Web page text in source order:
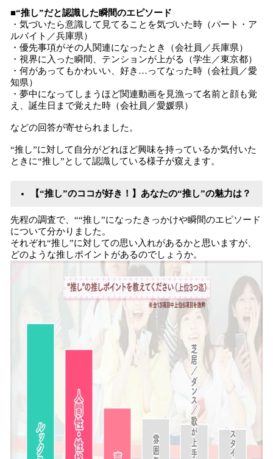
■“推し”だと認識した瞬間のエピソード
・気づいたら意識して見てることを気づいた時（パート・ア
ルバイト／兵庫県）
・優先事項がその人関連になったとき（会社員／兵庫県）
・視界に入った瞬間、テンションが上がる（学生／東京都）
・何があってもかわいい、好き…ってなった時（会社員／愛
知県）
・夢中になってしまうほど関連動画を見漁って名前と顔も覚
え、誕生日まで覚えた時（会社員／愛媛県）
などの回答が寄せられました。
“推し”に対して自分がどれほど興味を持っているか気付いた
ときに“推し”として認識している様子が窺えます。
【“推し”のココが好き！】あなたの“推し”の魅力は？
先程の調査で、““推し”になったきっかけや瞬間のエピソード
について分かりました。
それぞれ“推し”に対しての思い入れがあるかと思いますが、
どのような推しポイントがあるのでしょうか。